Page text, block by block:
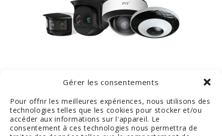
Gérer les consentements
Pour offrir les meilleures expériences, nous utilisons des
technologies telles que les cookies pour stocker et/ou
accéder aux informations sur l'appareil. Le
consentement à ces technologies nous permettra de